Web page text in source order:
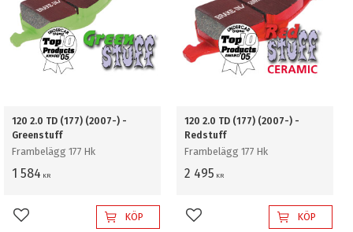
120 2.0 TD (177) (2007-) -
Greenstuff
Frambelägg 177 Hk
1 584 KR
Lägg till i favoriterKÖP
120 2.0 TD (177) (2007-) -
Redstuff
Frambelägg 177 Hk
2 495 KR
Lägg till i favoriterKÖP